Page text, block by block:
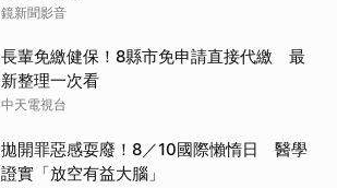
鏡新聞影音
長輩免繳健保！8縣市免申請直接代繳 最
新整理一次看
中天電視台
拋開罪惡感耍廢！8／10國際懶惰日 醫學
證實「放空有益大腦」